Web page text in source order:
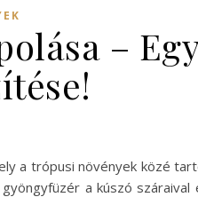
–
a trópusi növények közé
a kúszó száraival